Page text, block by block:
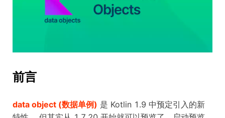
前言
data object (数据单例) 是 Kotlin 1.9 中预定引入的新